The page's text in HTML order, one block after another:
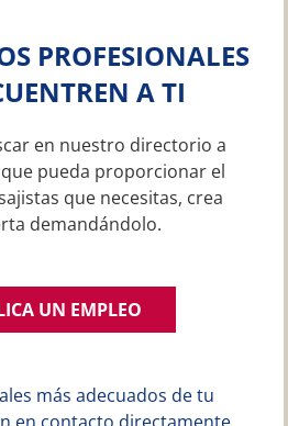
PROFESIONALES
A TI
en nuestro directorio a
pueda proporcionar el
que necesitas, crea
demandándolo.
UN EMPLEO
más adecuados de tu